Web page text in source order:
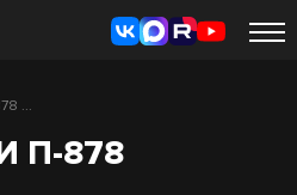
...
П-878